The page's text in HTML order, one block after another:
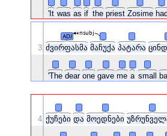
'It was as if the priest Zosime had
ძვირფასმა მაჩუქა პატარა
'The dear one gave me a small
ADJ nsubj
3
ქუჩები და მოედნები
4